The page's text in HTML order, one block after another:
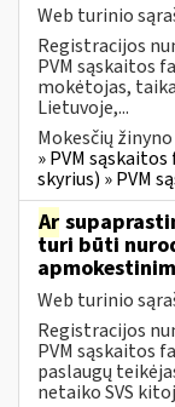
Web turinio
Registracijos
PVM sąskaitos
mokėtojas,
Lietuvoje,...
Mokesčių
» PVM
skyrius) » PVM
Ar
turi būti
Web turinio
Registracijos
PVM sąskaitos
paslaugų
netaiko SVS